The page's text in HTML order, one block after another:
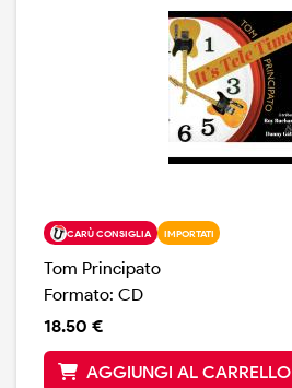
CARÙ CONSIGLIA IMPORTATI
Tom Principato
Formato: CD
18.50 €
AGGIUNGI AL CARRELLO